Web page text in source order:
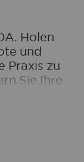
Holen
und
Praxis zu
Sie Ihre